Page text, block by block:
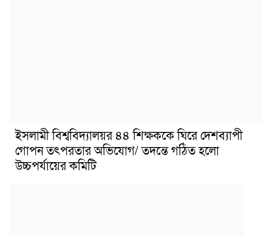
ইসলামী বিশ্ববিদ্যালয়র ৪৪ শিক্ষককে ঘিরে দেশব্যাপী
গোপন তৎপরতার অভিযোগ/ তদন্তে গঠিত হলো
উচ্চপর্যায়ের কমিটি